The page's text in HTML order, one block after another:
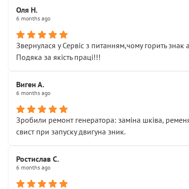
Оля Н.
6 months ago
Звернулася у Сервіс з питанням,чому горить
Подяка за якість праці!!!
Виген А.
6 months ago
Зробили ремонт генератора: заміна шківа,
свист при запуску двигуна зник.
Ростислав С.
6 months ago